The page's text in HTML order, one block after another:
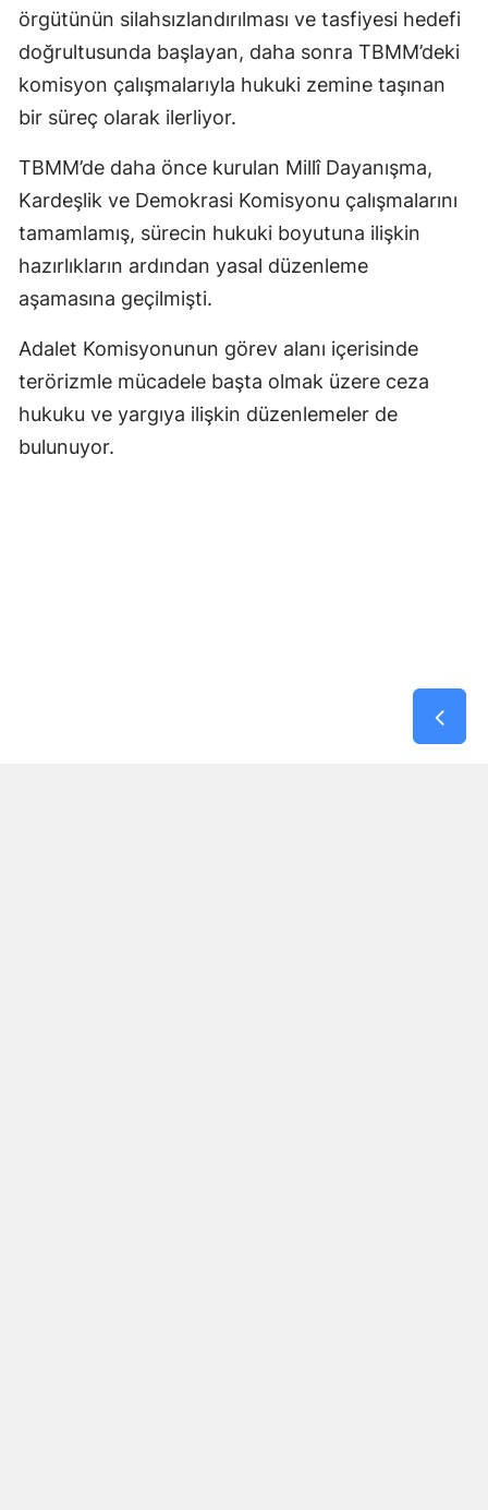
örgütünün silahsızlandırılması ve tasfiyesi hedefi
doğrultusunda başlayan, daha sonra TBMM’deki
komisyon çalışmalarıyla hukuki zemine taşınan
bir süreç olarak ilerliyor.
TBMM’de daha önce kurulan Millî Dayanışma,
Kardeşlik ve Demokrasi Komisyonu çalışmalarını
tamamlamış, sürecin hukuki boyutuna ilişkin
hazırlıkların ardından yasal düzenleme
aşamasına geçilmişti.
Adalet Komisyonunun görev alanı içerisinde
terörizmle mücadele başta olmak üzere ceza
hukuku ve yargıya ilişkin düzenlemeler de
bulunuyor.